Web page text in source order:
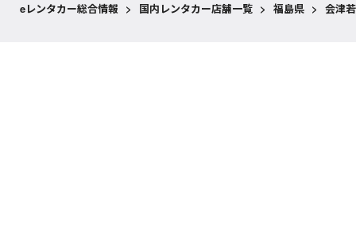
eレンタカー総合情報 > 国内レンタカー店舗一覧 > 福島県 > 会津